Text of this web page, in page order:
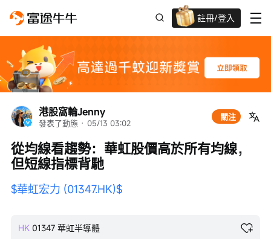
註冊/登入
迎新驚喜賞 股票/BTC等任你揀!
港股窩輪Jenny
發表了動態 · 05/13 03:02
關注
從均線看趨勢：華虹股價高於所有均線，
但短線指標背馳
$華虹宏力 (01347.HK)$
HK 01347 華虹半導體